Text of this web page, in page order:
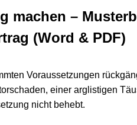
–
(Word & PDF)
Voraussetzungen
einer arglistigen
nicht behebt.